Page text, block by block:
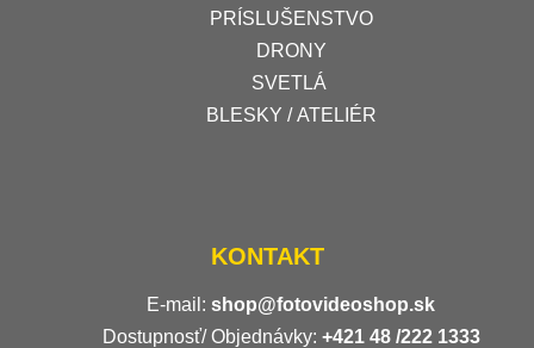
PRÍSLUŠENSTVO
DRONY
SVETLÁ
BLESKY / ATELIÉR
KONTAKT
E-mail: shop@fotovideoshop.sk
Dostupnosť/ Objednávky: +421 48 /222 1333